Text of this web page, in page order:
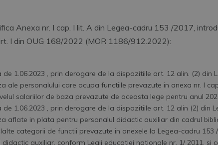
Anexa nr. I cap. I lit. A din Legea-cadru 153 /2017,
I din OUG 168/2022 (MOR 1186/912.2022):
de 1.06.2023 , prin derogare de la dispozitiile art. 12 alin. (2) din
ale personalului care ocupa functiile prevazute in anexa nr. I
salariilor de baza prevazute de aceasta lege pentru anul
de 1.06.2023 , prin derogare de la dispozitiile art. 12 alin (2) din
aflate in plata pentru personalul didactic auxiliar din cadrul
categorii de functii prevazute in anexele la Legea-cadru 153
auxiliar, conform Legii educatiei nationale nr. 1/ 2011, si